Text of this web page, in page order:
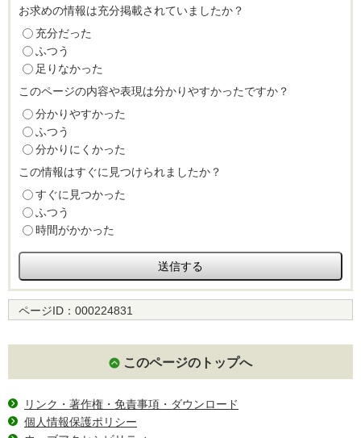
お求めの情報は充分掲載されていましたか？
充分だった
ふつう
足りなかった
このページの内容や表現は分かりやすかったですか？
分かりやすかった
ふつう
分かりにくかった
この情報はすぐに見つけられましたか？
すぐに見つかった
ふつう
時間がかかった
ページID： 000224831
このページのトップへ
リンク・著作権・免責事項・ダウンロード
個人情報保護ポリシー